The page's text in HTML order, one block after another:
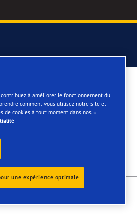
à améliorer le fonctionnement du
comment vous utilisez notre site et
de cookies à tout moment dans nos «
une expérience optimale